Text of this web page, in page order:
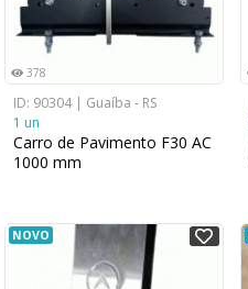
378
ID: 90304 | Guaíba - RS
1 un
Carro de Pavimento F30 AC
1000 mm
NOVO